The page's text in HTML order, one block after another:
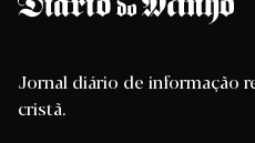
Jornal diário de informação
cristã.